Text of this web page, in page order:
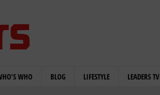
WHO BLOG LIFESTYLE LEADERS TV